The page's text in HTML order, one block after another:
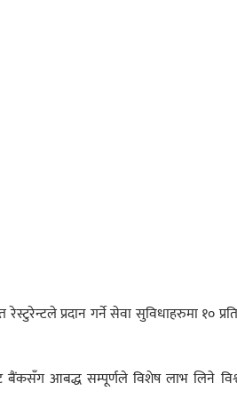
प्रदान गर्ने सेवा सुविधाहरुमा १०
बैंकसँग आबद्ध सम्पूर्णले विशेष लाभ लिने